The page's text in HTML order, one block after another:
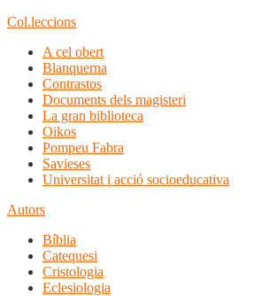
Col.leccions
A cel obert
Blanquerna
Contrastos
Documents dels magisteri
La gran biblioteca
Oikos
Pompeu Fabra
Savieses
Universitat i acció socioeducativa
Autors
Bíblia
Catequesi
Cristologia
Eclesiologia